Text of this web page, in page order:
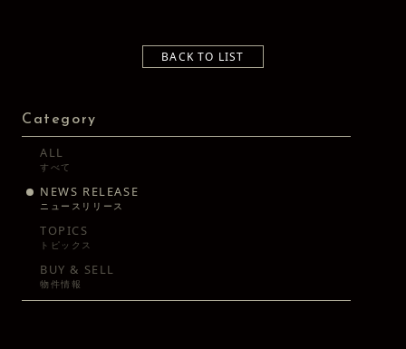
Category
ALL
すべて
NEWS RELEASE
ニュースリリース
TOPICS
トピックス
BUY & SELL
物件情報
BACK TO LIST